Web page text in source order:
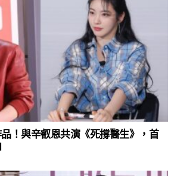
！與辛叡恩共演《死撐醫生》，首